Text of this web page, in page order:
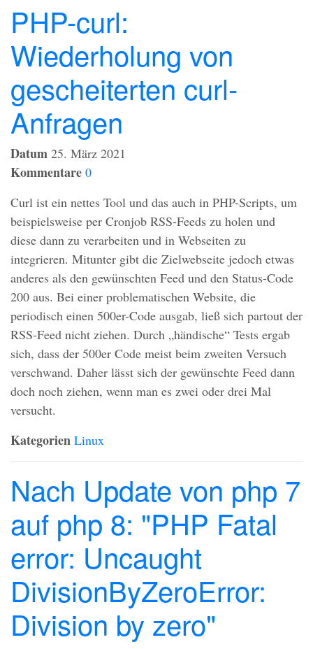
PHP-curl:
Wiederholung von
gescheiterten curl-
Anfragen
Datum 25. März 2021
Kommentare 0
Curl ist ein nettes Tool und das auch in PHP-Scripts, um
beispielsweise per Cronjob RSS-Feeds zu holen und
diese dann zu verarbeiten und in Webseiten zu
integrieren. Mitunter gibt die Zielwebseite jedoch etwas
anderes als den gewünschten Feed und den Status-Code
200 aus. Bei einer problematischen Website, die
periodisch einen 500er-Code ausgab, ließ sich partout der
RSS-Feed nicht ziehen. Durch „händische“ Tests ergab
sich, dass der 500er Code meist beim zweiten Versuch
verschwand. Daher lässt sich der gewünschte Feed dann
doch noch ziehen, wenn man es zwei oder drei Mal
versucht.
Kategorien Linux
Nach Update von php 7
auf php 8: "PHP Fatal
error: Uncaught
DivisionByZeroError:
Division by zero"